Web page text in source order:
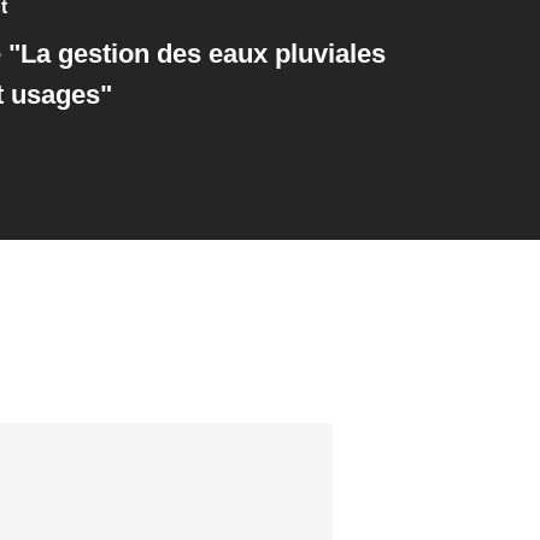
"La gestion des eaux pluviales
usages"